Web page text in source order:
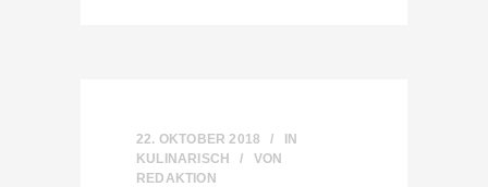
22. OKTOBER 2018
IN
KULINARISCH
VON
REDAKTION